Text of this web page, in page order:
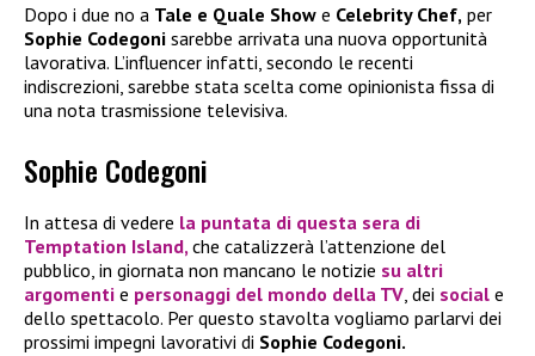
Dopo i due no a Tale e Quale Show e Celebrity Chef, per
Sophie Codegoni sarebbe arrivata una nuova opportunità
lavorativa. L’influencer infatti, secondo le recenti
indiscrezioni, sarebbe stata scelta come opinionista fissa di
una nota trasmissione televisiva.
Sophie Codegoni
In attesa di vedere la puntata di questa sera di
Temptation Island,che catalizzerà l’attenzione del
pubblico, in giornata non mancano le notizie su altri
argomenti e personaggi del mondo della TV, dei social e
dello spettacolo. Per questo stavolta vogliamo parlarvi dei
prossimi impegni lavorativi di Sophie Codegoni.